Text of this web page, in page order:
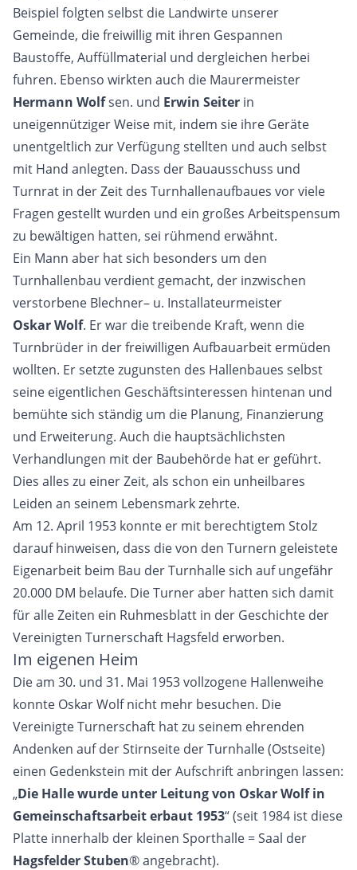
Beispiel folgten selbst die Landwirte unserer
Gemeinde, die freiwillig mit ihren Gespannen
Baustoffe, Auffüllmaterial und dergleichen herbei
fuhren. Ebenso wirkten auch die Maurermeister
Hermann Wolfsen. und Erwin Seiter in
uneigennütziger Weise mit, indem sie ihre Geräte
unentgeltlich zur Verfügung stellten und auch selbst
mit Hand anlegten. Dass der Bauausschuss und
Turnrat in der Zeit des Turnhallenaufbaues vor viele
Fragen gestellt wurden und ein großes Arbeitspensum
zu bewältigen hatten, sei rühmend erwähnt.
Ein Mann aber hat sich besonders um den
Turnhallenbau verdient gemacht, der inzwischen
verstorbene Blechner– u. Installateurmeister
OskarWolf. Er war die treibende Kraft, wenn die
Turnbrüder in der freiwilligen Aufbauarbeit ermüden
wollten. Er setzte zugunsten des Hallenbaues selbst
seine eigentlichen Geschäftsinteressen hintenan und
bemühte sich ständig um die Planung, Finanzierung
und Erweiterung. Auch die hauptsächlichsten
Verhandlungen mit der Baubehörde hat er geführt.
Dies alles zu einer Zeit, als schon ein unheilbares
Leiden an seinem Lebensmark zehrte.
Am 12. April 1953 konnte er mit berechtigtem Stolz
darauf hinweisen, dass die von den Turnern geleistete
Eigenarbeit beim Bau der Turnhalle sich auf ungefähr
20.000 DM belaufe. Die Turner aber hatten sich damit
für alle Zeiten ein Ruhmesblatt in der Geschichte der
Vereinigten Turnerschaft Hagsfeld erworben.
Im eigenen Heim
Die am 30. und 31. Mai 1953 vollzogene Hallenweihe
konnte Oskar Wolf nicht mehr besuchen. Die
Vereinigte Turnerschaft hat zu seinem ehrenden
Andenken auf der Stirnseite der Turnhalle (Ostseite)
einen Gedenkstein mit der Aufschrift anbringen lassen:
„Die Halle wurde unter Leitung von Oskar Wolf in
Gemeinschaftsarbeit erbaut 1953“ (seit 1984 ist diese
Platte innerhalb der kleinen Sporthalle = Saal der
Hagsfelder Stuben® angebracht).